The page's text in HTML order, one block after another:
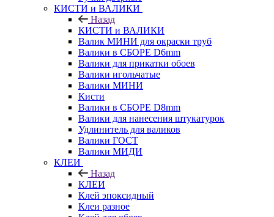
КИСТИ и ВАЛИКИ
Назад
КИСТИ и ВАЛИКИ
Валик МИНИ для окраски труб
Валики в СБОРЕ D6mm
Валики для прикатки обоев
Валики игольчатые
Валики МИНИ
Кисти
Валики в СБОРЕ D8mm
Валики для нанесения штукатурок
Удлинитель для валиков
Валики ГОСТ
Валики МИДИ
КЛЕИ
Назад
КЛЕИ
Клей эпоксидный
Клеи разное